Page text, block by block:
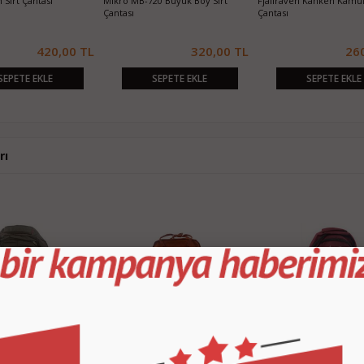
420,00 TL
EKLE
Çantası
320,00 TL
SEPETE EKLE
Çantası
SEPETE EKLE
Büyük Boy